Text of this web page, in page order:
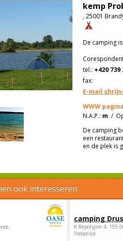
kemp
, 25001
De camping
tel.: +420 739
fax:
E-mail
WWW
N.A.P.: m /
De camping
een
en de plek is
ook interesseren
camping
K Reporyjim 4, 155
Trebonice